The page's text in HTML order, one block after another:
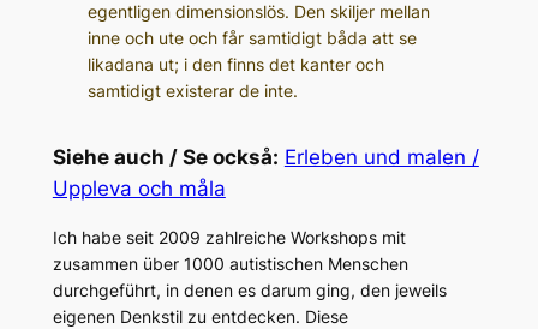
egentligen dimensionslös. Den skiljer mellan
inne och ute och får samtidigt båda att se
likadana ut; i den finns det kanter och
samtidigt existerar de inte.
Siehe auch / Se också: Erleben und malen /
Uppleva och måla
Ich habe seit 2009 zahlreiche Workshops mit
zusammen über 1000 autistischen Menschen
durchgeführt, in denen es darum ging, den jeweils
eigenen Denkstil zu entdecken. Diese